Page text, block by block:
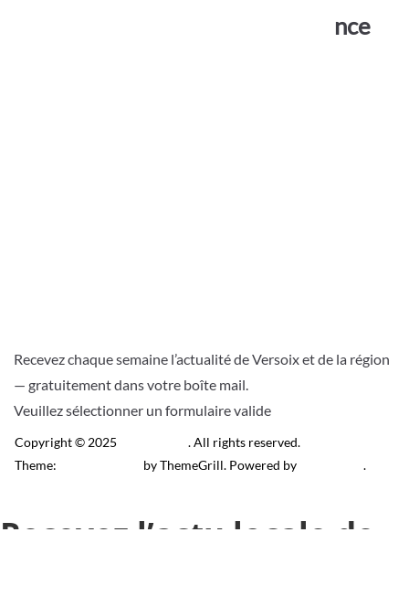
nce
Recevez chaque semaine l’actualité de Versoix et de la région
— gratuitement dans votre boîte mail.
Veuillez sélectionner un formulaire valide
Copyright © 2025
. All rights reserved.
Theme:
by ThemeGrill. Powered by .
Recevez l’actu locale de